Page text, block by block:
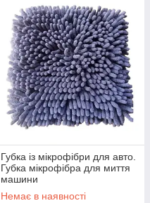
Губка із мікрофібри для авто.
Губка мікрофібра для миття
машини
Немає в наявності